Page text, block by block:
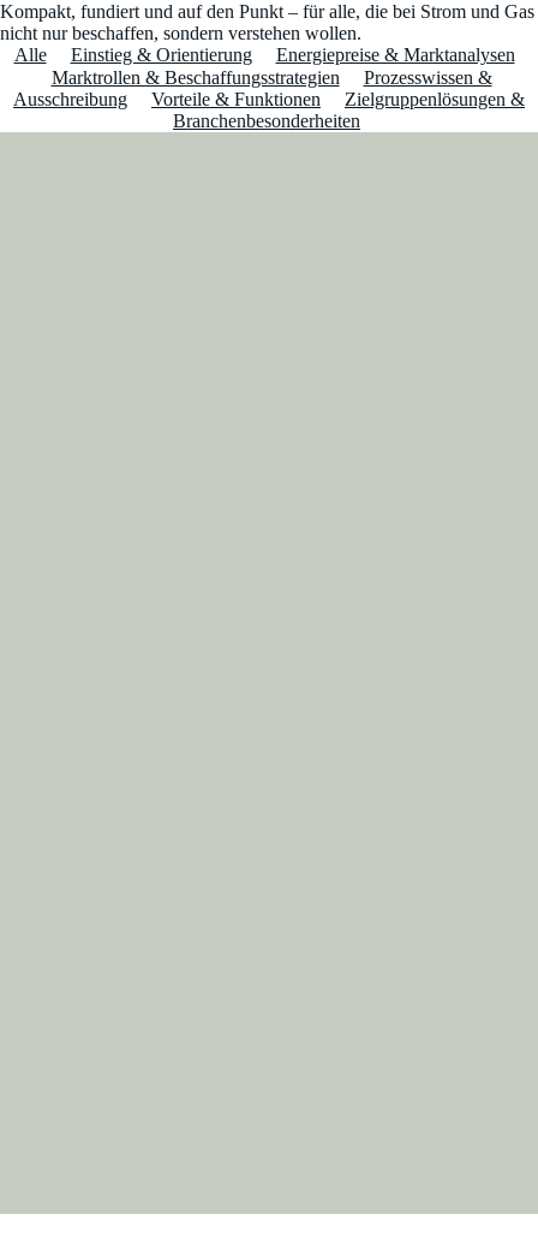
Kompakt, fundiert und auf den Punkt – für alle, die bei Strom und Gas
nicht nur beschaffen, sondern verstehen wollen.
Alle
Einstieg & Orientierung
Energiepreise & Marktanalysen
Marktrollen & Beschaffungsstrategien
Prozesswissen &
Ausschreibung
Vorteile & Funktionen
Zielgruppenlösungen &
Branchenbesonderheiten